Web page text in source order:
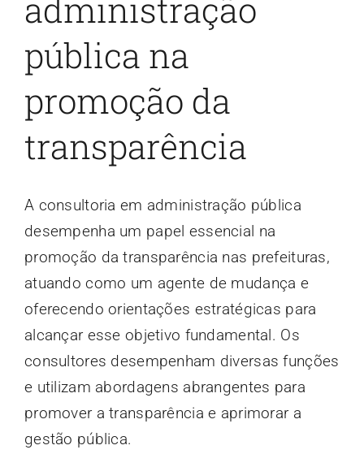
administração
pública na
promoção da
transparência
A consultoria em administração pública
desempenha um papel essencial na
promoção da transparência nas prefeituras,
atuando como um agente de mudança e
oferecendo orientações estratégicas para
alcançar esse objetivo fundamental. Os
consultores desempenham diversas funções
e utilizam abordagens abrangentes para
promover a transparência e aprimorar a
gestão pública.